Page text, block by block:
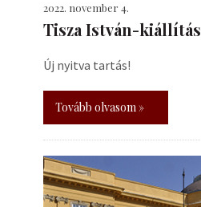
2022. november 4.
Tisza István-kiállítás
Új nyitva tartás!
Tovább olvasom »